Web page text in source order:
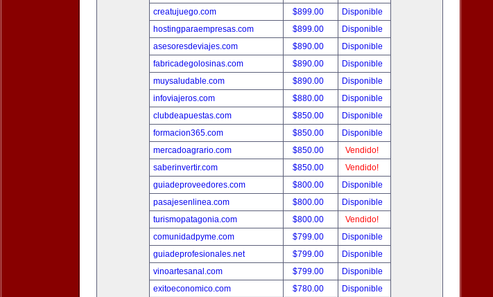
creatujuego.com
$899.00
Disponible
hostingparaempresas.com
$899.00
Disponible
asesoresdeviajes.com
$890.00
Disponible
fabricadegolosinas.com
$890.00
Disponible
muysaludable.com
$890.00
Disponible
infoviajeros.com
$880.00
Disponible
clubdeapuestas.com
$850.00
Disponible
formacion365.com
$850.00
Disponible
mercadoagrario.com
$850.00
Vendido!
saberinvertir.com
$850.00
Vendido!
guiadeproveedores.com
$800.00
Disponible
pasajesenlinea.com
$800.00
Disponible
turismopatagonia.com
$800.00
Vendido!
comunidadpyme.com
$799.00
Disponible
guiadeprofesionales.net
$799.00
Disponible
vinoartesanal.com
$799.00
Disponible
exitoeconomico.com
$780.00
Disponible